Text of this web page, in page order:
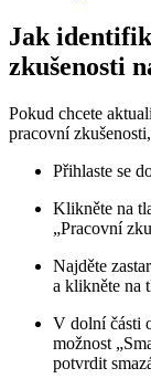
Jak
zkušenosti
Pokud chcete
pracovní
Přihlaste se
Klikněte na
„Pracovní
Najděte
a klikněte na
V dolní části
možnost
potvrdit